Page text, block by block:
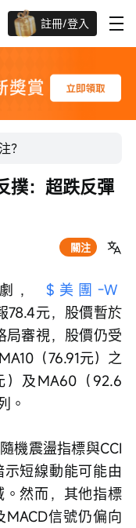
註冊/登入
？
關注
撲：超跌反彈
劇， $美團-W
78.4元，股價暫於
局審視，股價仍受
（76.91元）之
）及MA60（92.6
。
機震盪指標與CCI
短線動能可能由
然而，其他指標
信號仍偏向